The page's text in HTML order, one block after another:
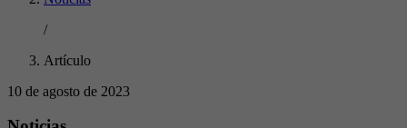
/
Artículo
10 de agosto de 2023